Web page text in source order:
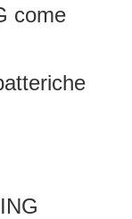
come